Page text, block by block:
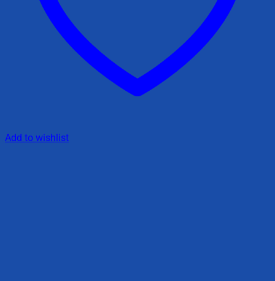
Add to wishlist